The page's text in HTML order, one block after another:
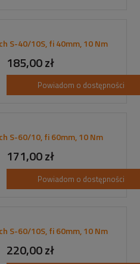
S-40/10S, fi 40mm, 10 Nm
185,00 zł
Powiadom o dostępności
S-60/10, fi 60mm, 10 Nm
171,00 zł
Powiadom o dostępności
S-60/10S, fi 60mm, 10 Nm
220,00 zł